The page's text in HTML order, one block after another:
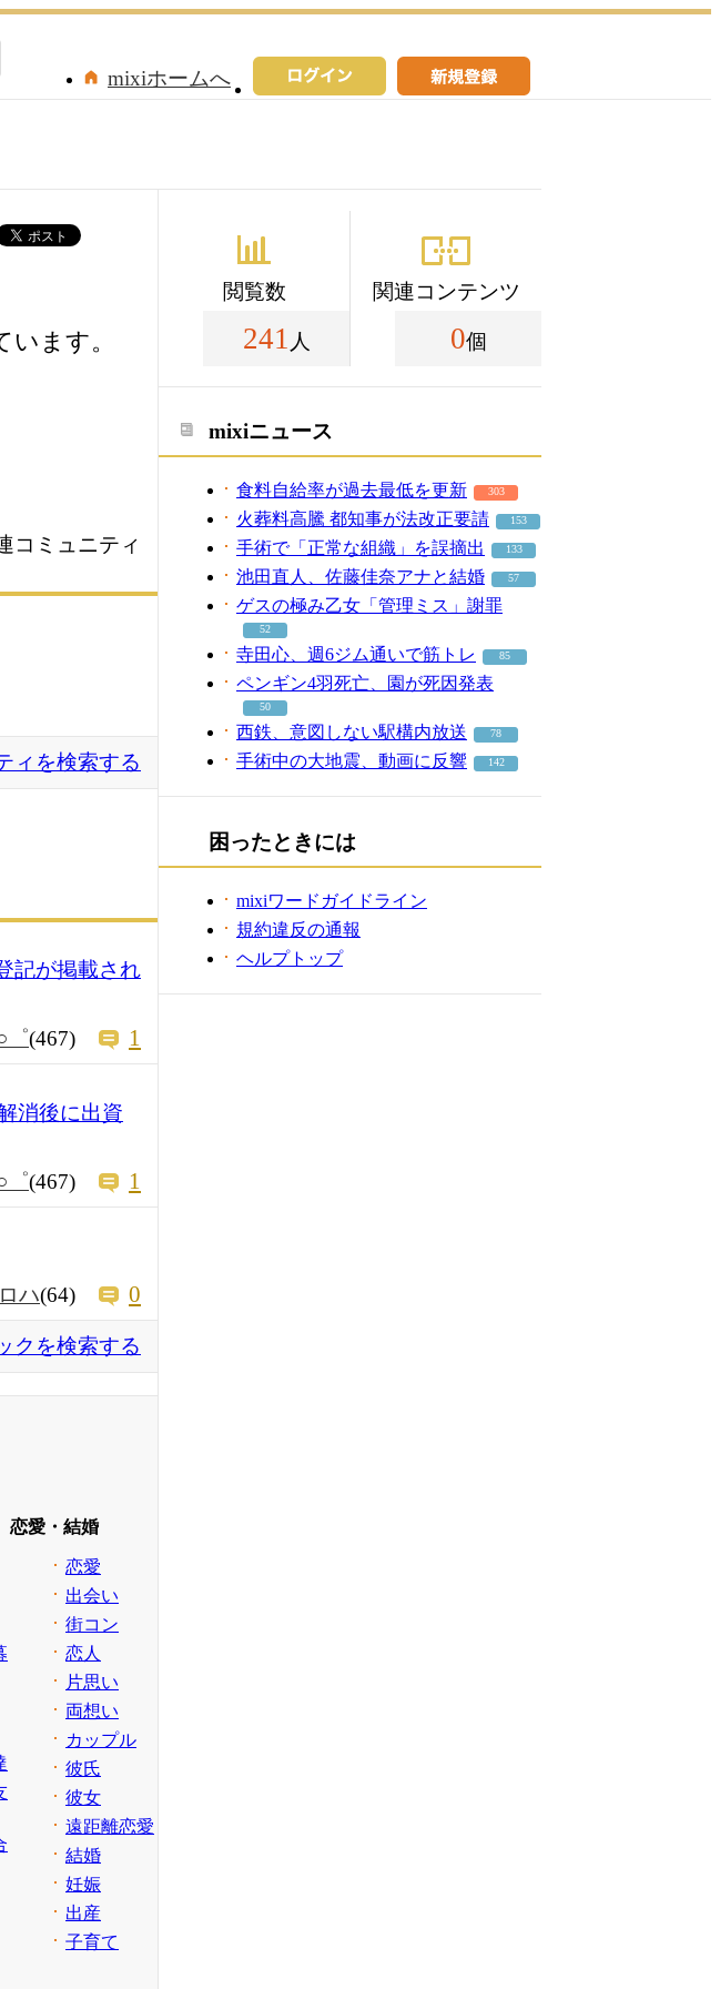
mixiホームへ
ます。
コミュニティ
ィを検索する
記が掲載され
゜(467) 1
消後に出資
゜(467) 1
ハ(64) 0
クを検索する
恋愛・結婚
恋愛
出会い
街コン
恋人
片思い
両想い
カップル
彼氏
彼女
遠距離恋愛
結婚
妊娠
出産
子育て
閲覧数
241 人
関連コンテンツ
0個
mixiニュース
食料自給率が過去最低を更新 303
火葬料高騰 都知事が法改正要請 153
手術で「正常な組織」を誤摘出 133
池田直人、佐藤佳奈アナと結婚 57
ゲスの極み乙女「管理ミス」謝罪
52
寺田心、週6ジム通いで筋トレ 85
ペンギン4羽死亡、園が死因発表
50
西鉄、意図しない駅構内放送 78
手術中の大地震、動画に反響 142
困ったときには
mixiワードガイドライン
規約違反の通報
ヘルプトップ